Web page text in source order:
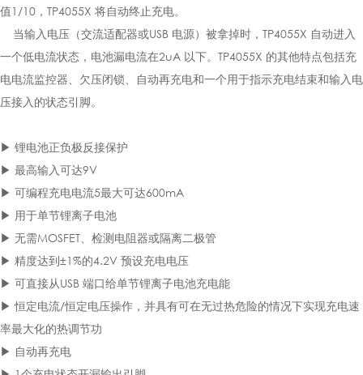
值1/10，TP4055X 将自动终止充电。
当输入电压（交流适配器或USB 电源）被拿掉时，TP4055X 自动进入
一个低电流状态，电池漏电流在2uA 以下。TP4055X 的其他特点包括充
电电流监控器、欠压闭锁、自动再充电和一个用于指示充电结束和输入电
压接入的状态引脚。
▶ 锂电池正负极反接保护
▶ 最高输入可达9V
▶ 可编程充电电流5最大可达600mA
▶ 用于单节锂离子电池
▶ 无需MOSFET、检测电阻器或隔离二极管
▶ 精度达到±1%的4.2V 预设充电电压
▶ 可直接从USB 端口给单节锂离子电池充电能
▶ 恒定电流/恒定电压操作，并具有可在无过热危险的情况下实现充电速
率最大化的热调节功
▶ 自动再充电